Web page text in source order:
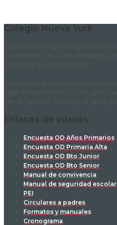
Colegio Nueva York
Enlaces de interés
Encuesta OD Años Primarios
Encuesta OD Primaria Alta
Encuesta OD Bto Junior
Encuesta OD Bto Senior
Manual de convivencia
Manual de seguridad escolar
PEI
Circulares a padres
Formatos y manuales
Cronograma